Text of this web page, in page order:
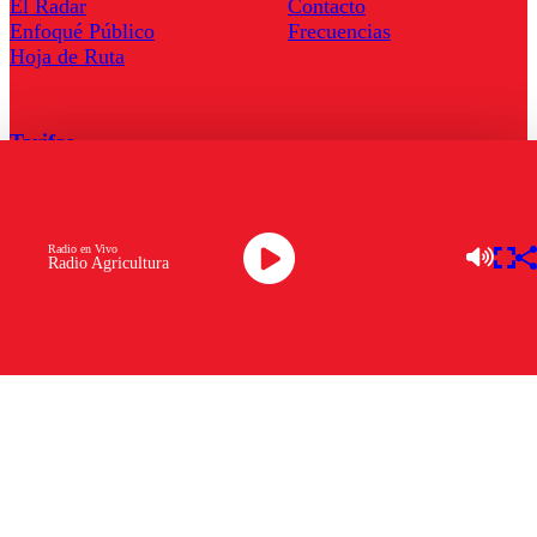
Radio Agricultura
Radio en Vivo
El Radar
Enfoqué Público
Hoja de Ruta
Contacto
Frecuencias
Tarifas
Descarga la APP